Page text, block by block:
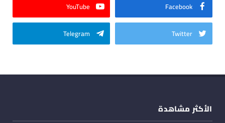
Facebook
YouTube
Twitter
Telegram
الأكثر مشاهدة